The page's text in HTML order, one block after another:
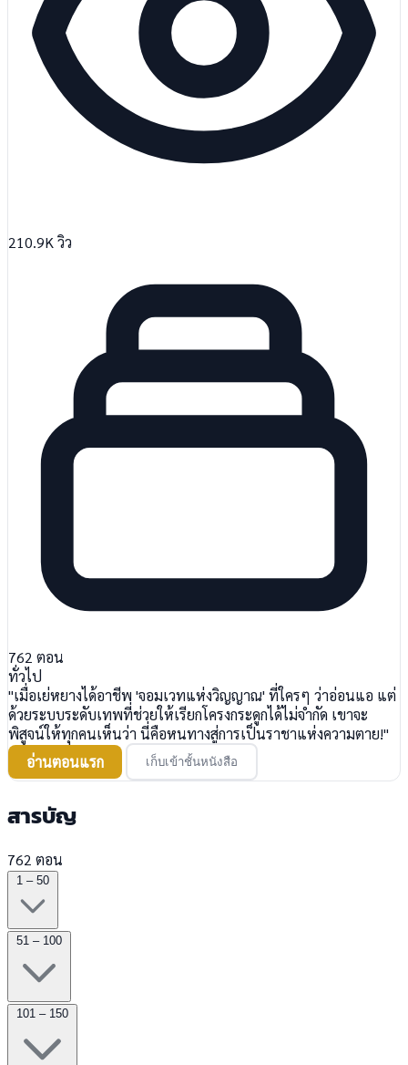
210.9K วิว
762 ตอน
ทั่วไป
"เมื่อเย่หยางได้อาชีพ 'จอมเวทแห่งวิญญาณ' ที่ใครๆ ว่าอ่อนแอ แต่
ด้วยระบบระดับเทพที่ช่วยให้เรียกโครงกระดูกได้ไม่จำกัด เขาจะ
พิสูจน์ให้ทุกคนเห็นว่า นี่คือหนทางสู่การเป็นราชาแห่งความตาย!"
อ่านตอนแรก
เก็บเข้าชั้นหนังสือ
สารบัญ
762 ตอน
1 – 50
51 – 100
101 – 150